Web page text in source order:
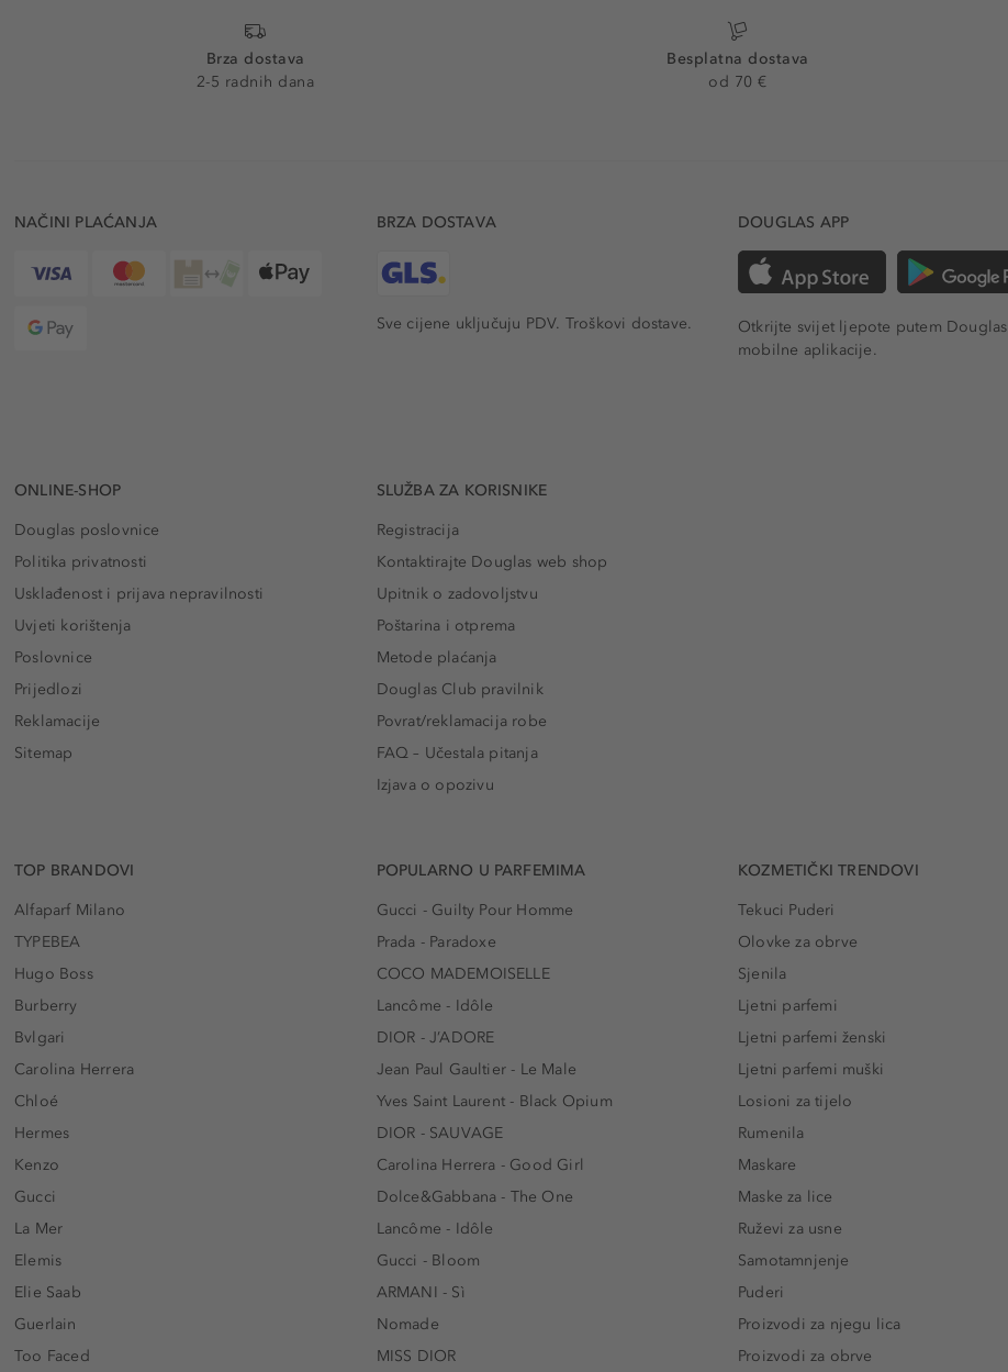
Brza dostava
2-5 radnih dana
Besplatna dostava
od 70 €
NAČINI PLAĆANJA BRZA DOSTAVA
Sve cijene uključuju PDV. Troškovi dostave.
DOUGLAS APP
Otkrijte svijet ljepote putem Douglas
mobilne aplikacije.
ONLINE-SHOP
Douglas poslovnice
Politika privatnosti
Usklađenost i prijava nepravilnosti
Uvjeti korištenja
Poslovnice
Prijedlozi
Reklamacije
Sitemap
SLUŽBA ZA KORISNIKE
Registracija
Kontaktirajte Douglas web shop
Upitnik o zadovoljstvu
Poštarina i otprema
Metode plaćanja
Douglas Club pravilnik
Povrat/reklamacija robe
FAQ – Učestala pitanja
Izjava o opozivu
TOP BRANDOVI
Alfaparf Milano
TYPEBEA
Hugo Boss
Burberry
Bvlgari
Carolina Herrera
Chloé
Hermes
Kenzo
Gucci
La Mer
Elemis
Elie Saab
Guerlain
Too Faced
POPULARNO U PARFEMIMA
Gucci - Guilty Pour Homme
Prada - Paradoxe
COCO MADEMOISELLE
Lancôme - Idôle
DIOR - J’ADORE
Jean Paul Gaultier - Le Male
Yves Saint Laurent - Black Opium
DIOR - SAUVAGE
Carolina Herrera - Good Girl
Dolce&Gabbana - The One
Lancôme - Idôle
Gucci - Bloom
ARMANI - Sì
Nomade
MISS DIOR
KOZMETIČKI TRENDOVI
Tekuci Puderi
Olovke za obrve
Sjenila
Ljetni parfemi
Ljetni parfemi ženski
Ljetni parfemi muški
Losioni za tijelo
Rumenila
Maskare
Maske za lice
Ruževi za usne
Samotamnjenje
Puderi
Proizvodi za njegu lica
Proizvodi za obrve